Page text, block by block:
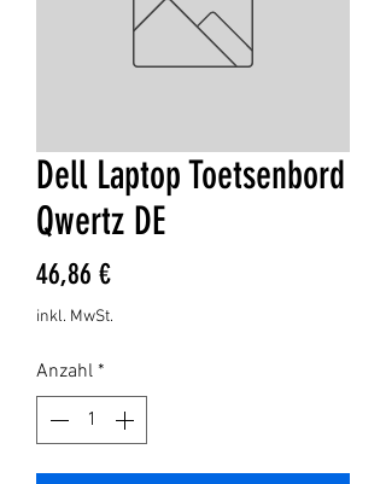
Dell Laptop Toetsenbord
Qwertz DE
46,86 €Preis
inkl. MwSt.
Anzahl *